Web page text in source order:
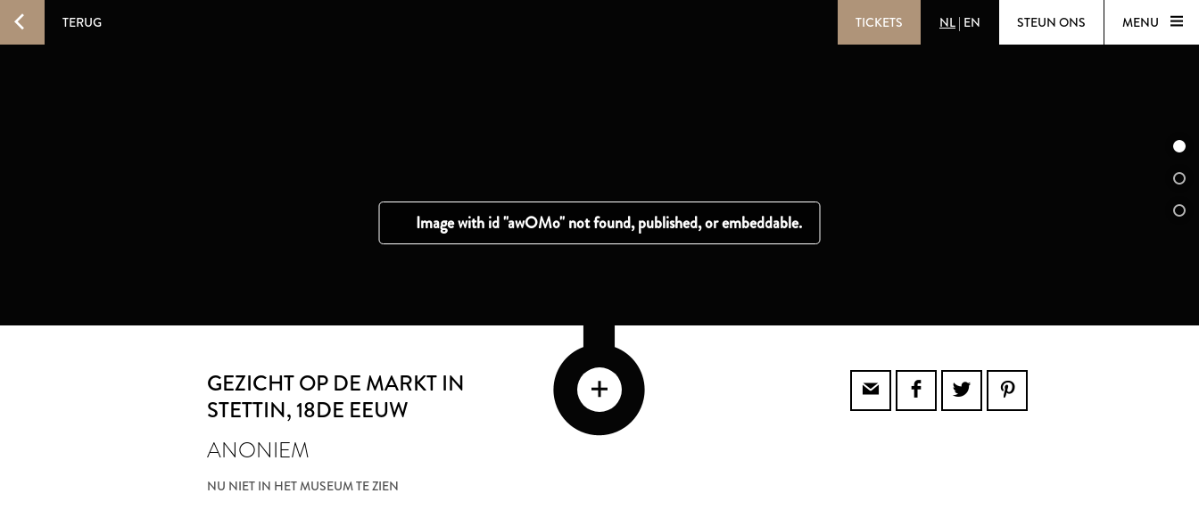
TERUG TICKETS NL | EN STEUN ONS MENU
GEZICHT OP DE MARKT IN
STETTIN, 18DE EEUW
ANONIEM
NU NIET IN HET MUSEUM TE ZIEN